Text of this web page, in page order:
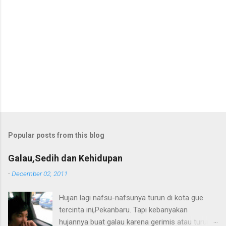
Popular posts from this blog
Galau,Sedih dan Kehidupan
-December 02, 2011
Hujan lagi nafsu-nafsunya turun di kota gue
tercinta ini,Pekanbaru. Tapi kebanyakan
hujannya buat galau karena gerimis atau turun